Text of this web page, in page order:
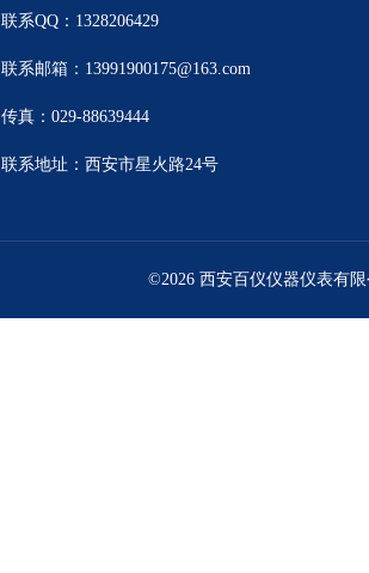
联系QQ：1328206429
联系邮箱：13991900175@163.com
传真：029-88639444
联系地址：西安市星火路24号
©2026 西安百仪仪器仪表有